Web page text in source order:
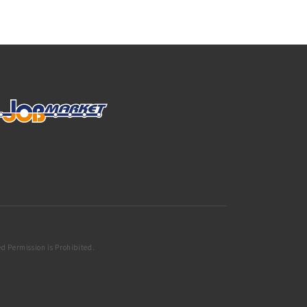
Permission is Prohibited.